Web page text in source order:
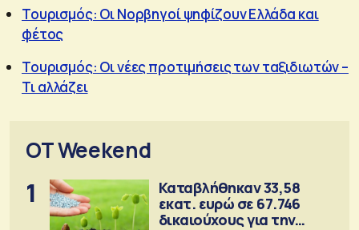
Τουρισμός: Οι Νορβηγοί ψηφίζουν Ελλάδα και
φέτος
Τουρισμός: Οι νέες προτιμήσεις των ταξιδιωτών –
Τι αλλάζει
OT Weekend
1
Καταβλήθηκαν 33,58
εκατ. ευρώ σε 67.746
δικαιούχους για την